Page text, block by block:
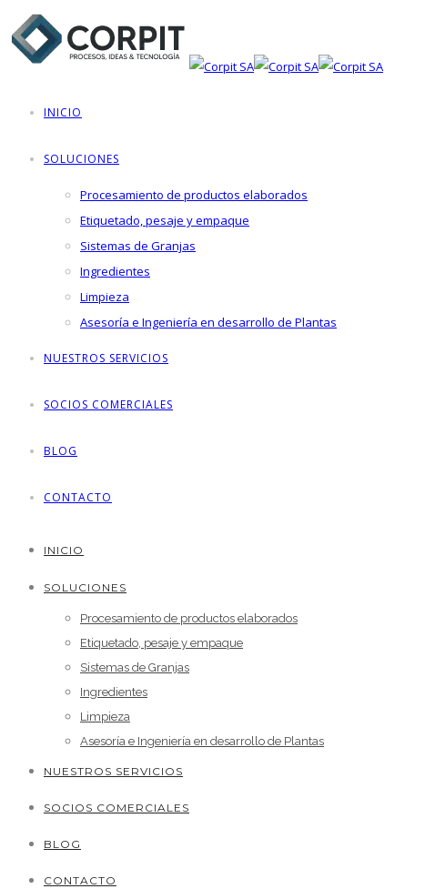
INICIO
SOLUCIONES
Procesamiento de productos elaborados
Etiquetado, pesaje y empaque
Sistemas de Granjas
Ingredientes
Limpieza
Asesoría e Ingeniería en desarrollo de Plantas
NUESTROS SERVICIOS
SOCIOS COMERCIALES
BLOG
CONTACTO
INICIO
SOLUCIONES
Procesamiento de productos elaborados
Etiquetado, pesaje y empaque
Sistemas de Granjas
Ingredientes
Limpieza
Asesoría e Ingeniería en desarrollo de Plantas
NUESTROS SERVICIOS
SOCIOS COMERCIALES
BLOG
CONTACTO